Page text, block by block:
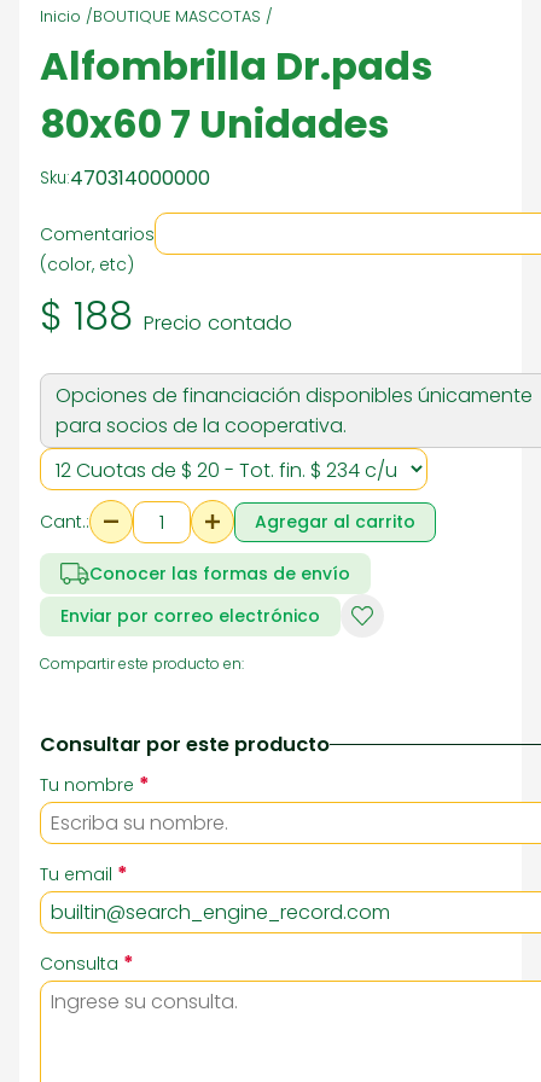
Inicio /BOUTIQUE MASCOTAS /
Alfombrilla Dr.pads
80x60 7 Unidades
Sku:470314000000
Comentarios
(color, etc)
$ 188 Precio contado
Opciones de financiación disponibles únicamente
para socios de la cooperativa.
Cant.: Agregar al carrito
Conocer las formas de envío
Enviar por correo electrónico
Compartir este producto en:
Consultar por este producto
Tu nombre *
Tu email *
Consulta *